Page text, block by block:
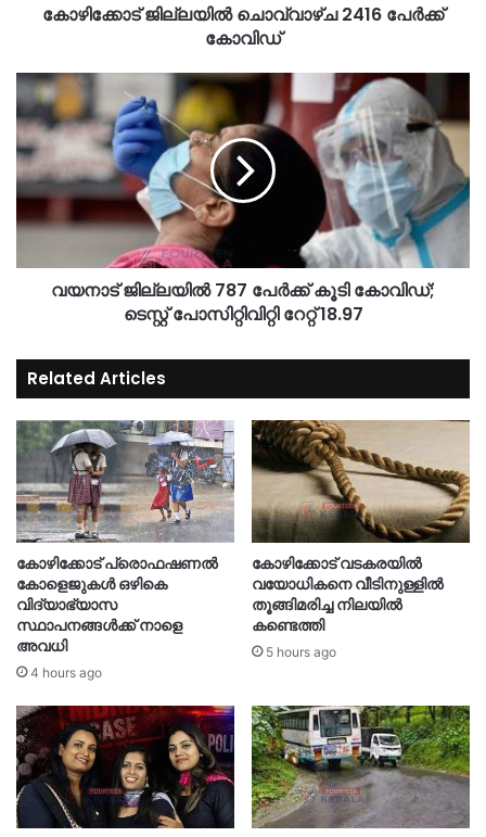
കോഴിക്കോട് ജില്ലയില്‍ ചൊവ്വാഴ്ച 2416 പേര്‍ക്ക്
കോവിഡ്
വയനാട് ജില്ലയില്‍ 787 പേര്‍ക്ക് കൂടി കോവിഡ്;
ടെസ്റ്റ് പോസിറ്റിവിറ്റി റേറ്റ് 18.97
Related Articles
കോഴിക്കോട് പ്രൊഫഷണൽ
കോളെജുകൾ ഒഴികെ
വിദ്യാഭ്യാസ
സ്ഥാപനങ്ങൾക്ക് നാളെ
അവധി
4 hours ago
കോഴിക്കോട് വടകരയിൽ
വയോധികനെ വീടിനുള്ളിൽ
തൂങ്ങിമരിച്ച നിലയിൽ
കണ്ടെത്തി
5 hours ago